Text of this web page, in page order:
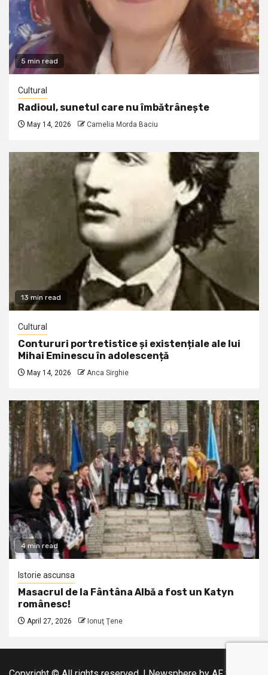
5 min read
Cultural
Radioul, sunetul care nu îmbătrânește
May 14, 2026 Camelia Morda Baciu
13 min read
Cultural
Contururi portretistice și existențiale ale lui
Mihai Eminescu în adolescență
May 14, 2026 Anca Sirghie
4 min read
Istorie ascunsa
Masacrul de la Fântâna Albă a fost un Katyn
românesc!
April 27, 2026 Ionuţ Ţene